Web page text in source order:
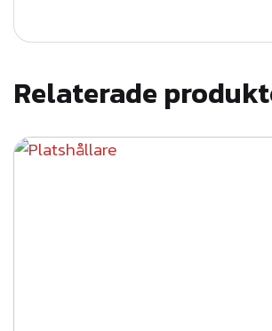
Relaterade